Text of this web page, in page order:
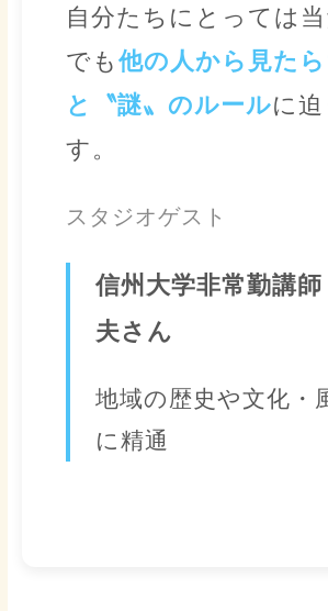
自分たちにとっては
でも他の人から見た
と〝謎〟のルールに迫
す。
スタジオゲスト
信州大学非常勤講
夫さん
地域の歴史や文化・
に精通